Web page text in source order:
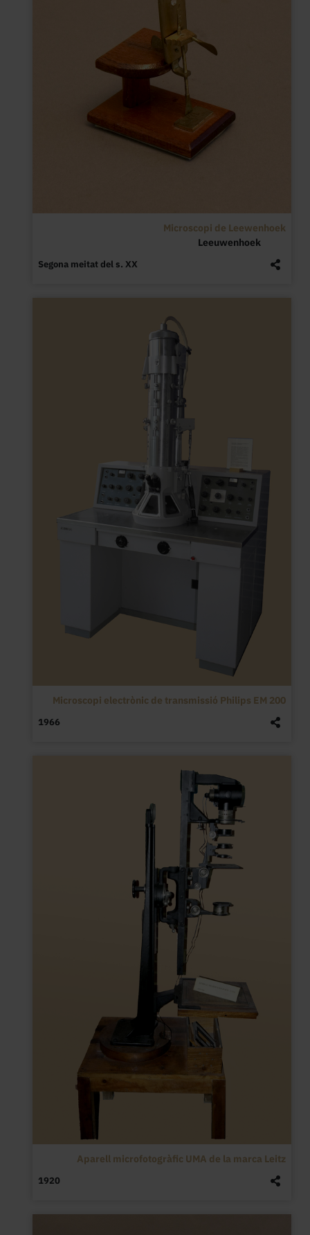
Microscopi de Leewenhoek
Leeuwenhoek
Segona meitat del s. XX
Microscopi electrònic de transmissió Philips EM 200
1966
Aparell microfotogràfic UMA de la marca Leitz
1920